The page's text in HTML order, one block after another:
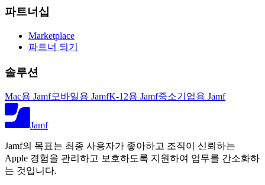
파트너십
Marketplace
파트너 되기
솔루션
Mac용 Jamf모바일용 JamfK-12용 Jamf중소기업용 Jamf
Jamf
Jamf의 목표는 최종 사용자가 좋아하고 조직이 신뢰하는
Apple 경험을 관리하고 보호하도록 지원하여 업무를 간소화하
는 것입니다.